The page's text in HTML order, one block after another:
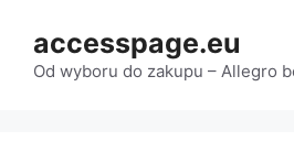
treści
accesspage.eu
Od wyboru do zakupu – Allegro